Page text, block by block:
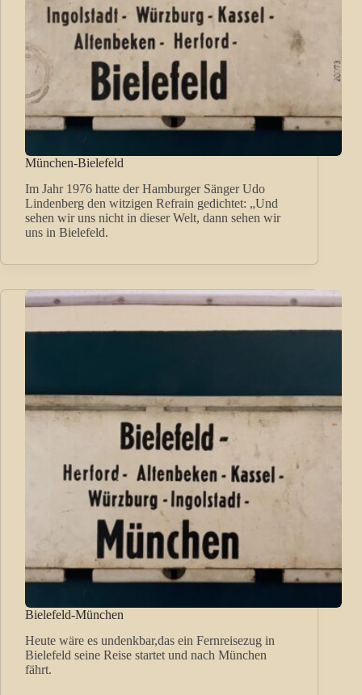
München-Bielefeld
Im Jahr 1976 hatte der Hamburger Sänger Udo
Lindenberg den witzigen Refrain gedichtet: „Und
sehen wir uns nicht in dieser Welt, dann sehen wir
uns in Bielefeld.
Bielefeld-München
Heute wäre es undenkbar,das ein Fernreisezug in
Bielefeld seine Reise startet und nach München
fährt.